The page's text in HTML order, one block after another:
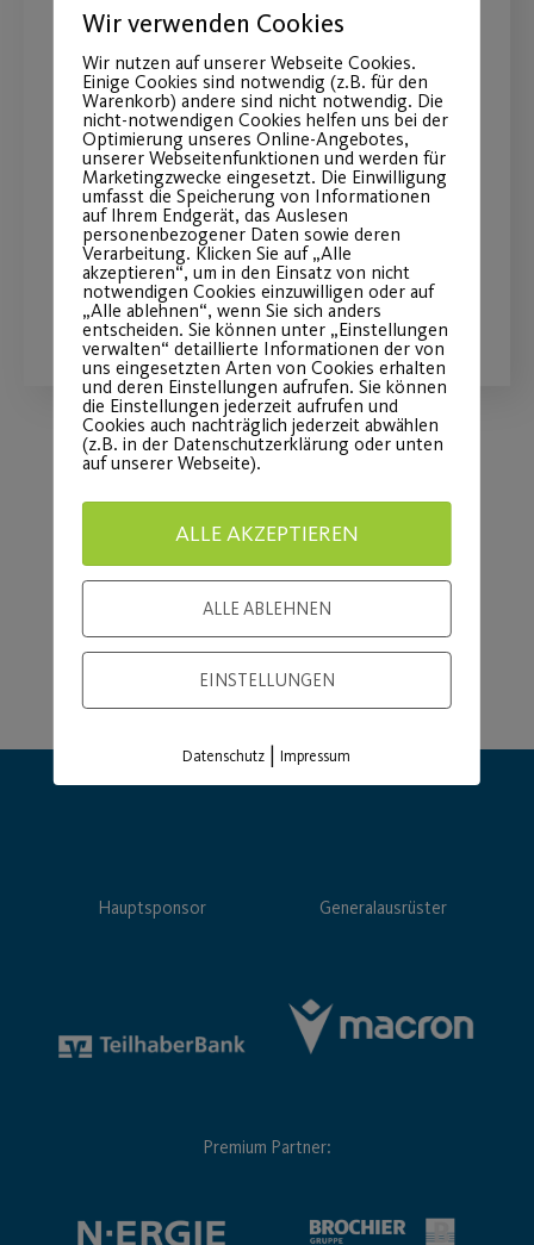
You’ve got to move it !
Neue Zeit und Ort für das
Bewegungsangebot ab dem 14.09.22
WEITERLESEN
Hauptsponsor Generalausrüster
Premium Partner:
Wir verwenden Cookies
Wir nutzen auf unserer Webseite Cookies.
Einige Cookies sind notwendig (z.B. für den
Warenkorb) andere sind nicht notwendig. Die
nicht-notwendigen Cookies helfen uns bei der
Optimierung unseres Online-Angebotes,
unserer Webseitenfunktionen und werden für
Marketingzwecke eingesetzt. Die Einwilligung
umfasst die Speicherung von Informationen
auf Ihrem Endgerät, das Auslesen
personenbezogener Daten sowie deren
Verarbeitung. Klicken Sie auf „Alle
akzeptieren“, um in den Einsatz von nicht
notwendigen Cookies einzuwilligen oder auf
„Alle ablehnen“, wenn Sie sich anders
entscheiden. Sie können unter „Einstellungen
verwalten“ detaillierte Informationen der von
uns eingesetzten Arten von Cookies erhalten
und deren Einstellungen aufrufen. Sie können
die Einstellungen jederzeit aufrufen und
Cookies auch nachträglich jederzeit abwählen
(z.B. in der Datenschutzerklärung oder unten
auf unserer Webseite).
ALLE AKZEPTIEREN
ALLE ABLEHNEN
EINSTELLUNGEN
Datenschutz |Impressum